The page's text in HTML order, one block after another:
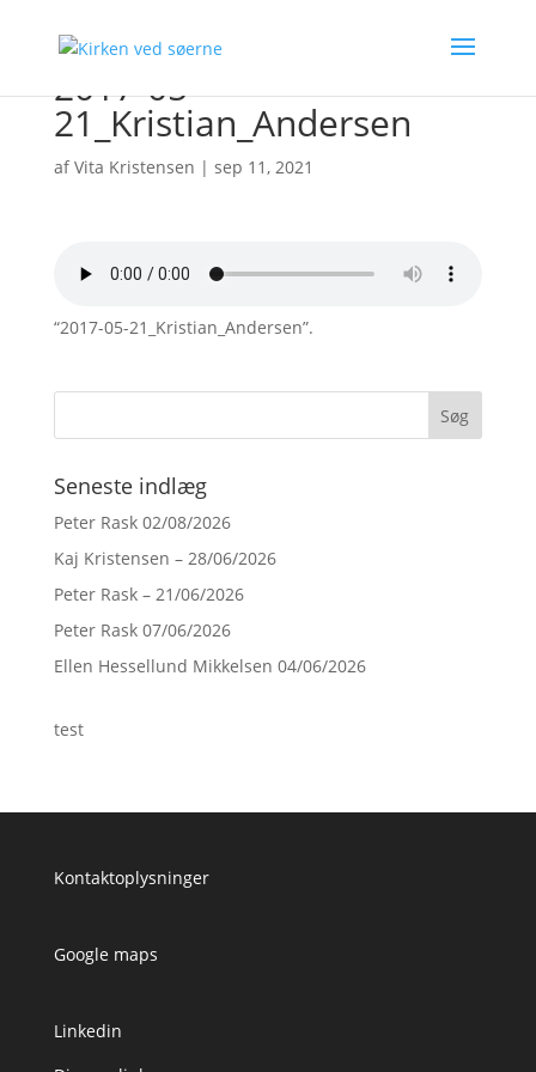
2017-05-
21_Kristian_Andersen
afVita Kristensen | sep 11, 2021
“2017-05-21_Kristian_Andersen”.
Seneste indlæg
Peter Rask 02/08/2026
Kaj Kristensen – 28/06/2026
Peter Rask – 21/06/2026
Peter Rask 07/06/2026
Ellen Hessellund Mikkelsen 04/06/2026
test
Kontaktoplysninger
Google maps
Linkedin